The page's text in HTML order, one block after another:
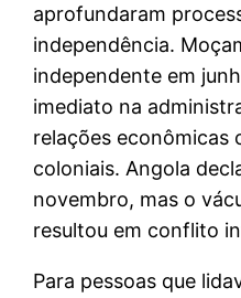
aprofundaram
independência.
independente em
imediato na
relações econômicas
coloniais. Angola
novembro, mas o
resultou em conflito
Para pessoas que